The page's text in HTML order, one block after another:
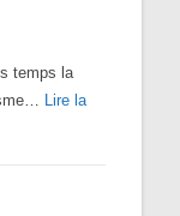
temps la
Lire la